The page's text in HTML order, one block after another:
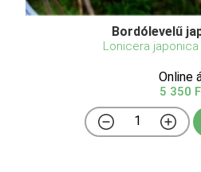
Bordólevelű
Lonicera japonica
Online
5 350